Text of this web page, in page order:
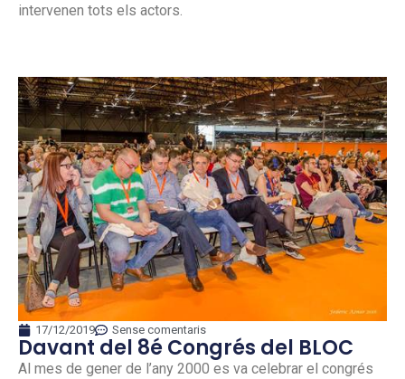
intervenen tots els actors.
17/12/2019 Sense comentaris
Davant del 8é Congrés del BLOC
Al mes de gener de l’any 2000 es va celebrar el congrés